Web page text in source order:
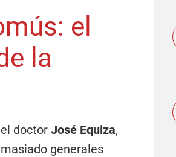
el
la
doctor José Equiza,
generales